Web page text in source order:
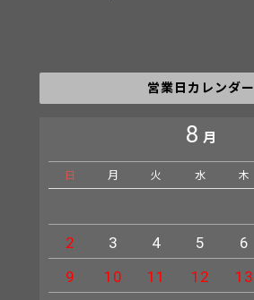
営業日カレンダー
8 月
日 月 火 水 木
2
3 4 5 6
9
10 11 12 13